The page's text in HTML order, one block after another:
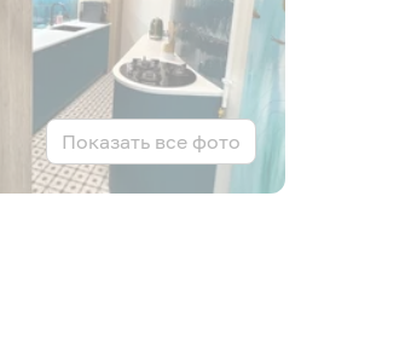
Показать все фото